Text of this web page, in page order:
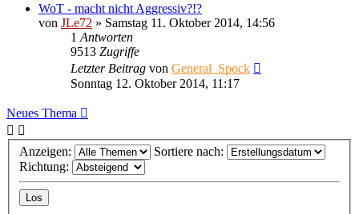
WoT - macht nicht Aggressiv?!?
von JLe72 » Samstag 11. Oktober 2014, 14:56
1 Antworten
9513 Zugriffe
Letzter Beitrag von General_Spock
Sonntag 12. Oktober 2014, 11:17
Neues Thema
Anzeigen:
Sortiere nach:
Richtung: